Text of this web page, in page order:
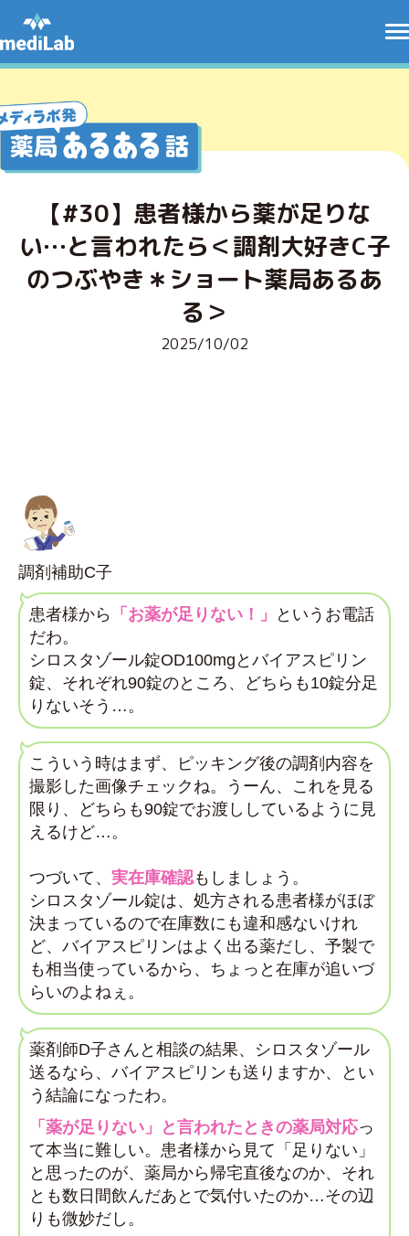
【#30】患者様から薬が足りな
い…と言われたら＜調剤大好きC子
のつぶやき＊ショート薬局あるあ
る＞
2025/10/02
調剤補助C子
患者様から 「お薬が足りない！」
というお電話
だわ。
シロスタゾール錠OD100mgとバイアスピリン
錠、それぞれ90錠のところ、どちらも10錠分足
りないそう…。
こういう時はまず、ピッキング後の調剤内容を
撮影した画像チェックね。うーん、これを見る
限り、どちらも90錠でお渡ししているように見
えるけど…。
つづいて、 実在庫確認もしましょう。
シロスタゾール錠は、処方される患者様がほぼ
決まっているので在庫数にも違和感ないけれ
ど、バイアスピリンはよく出る薬だし、予製で
も相当使っているから、ちょっと在庫が追いづ
らいのよねぇ。
薬剤師D子さんと相談の結果、シロスタゾール
送るなら、バイアスピリンも送りますか、とい
う結論になったわ。
「薬が足りない」と言われたときの薬局対応っ
て本当に難しい。 患者様から見て「足りない」
と思ったのが、薬局から帰宅直後なのか、それ
とも数日間飲んだあとで気付いたのか…その辺
りも微妙だし。